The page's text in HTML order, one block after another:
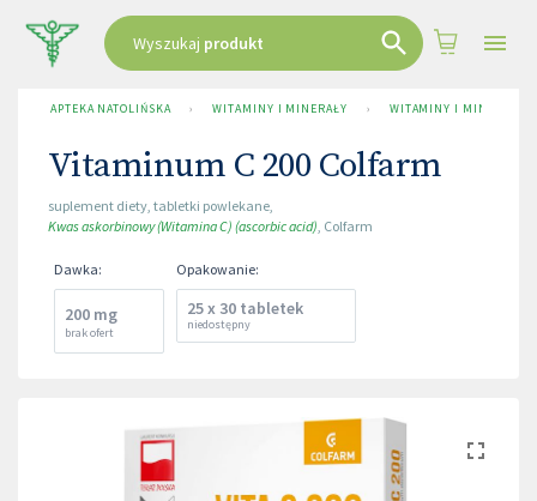
Wyszukaj produkt
APTEKA NATOLIŃSKA › WITAMINY I MINERAŁY › WITAMINY I MINERAŁY -
Vitaminum C 200 Colfarm
suplement diety, tabletki powlekane,
Kwas askorbinowy (Witamina C) (ascorbic acid), Colfarm
Dawka:
200 mg
brak ofert
Opakowanie:
25 x 30 tabletek
niedostępny